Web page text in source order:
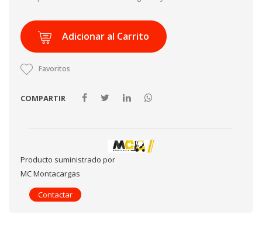
Adicionar al Carrito
Favoritos
COMPARTIR
Producto suministrado por
MC Montacargas
Contactar